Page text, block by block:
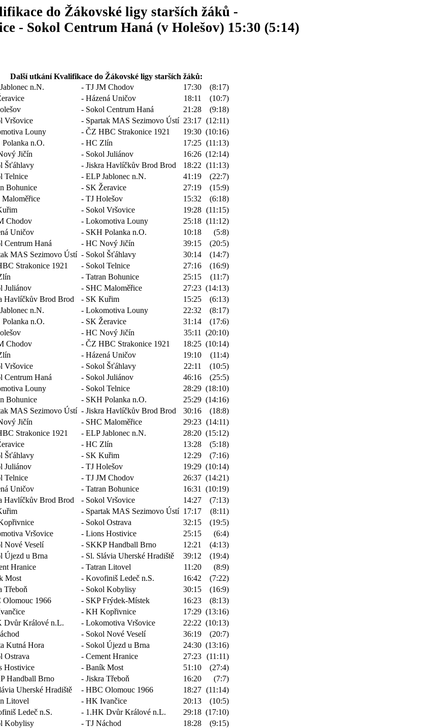
do Žákovské ligy starších žáků -
- Sokol Centrum Haná (v Holešov) 15:30 (5:14)
Další utkání Kvalifikace do Žákovské ligy starších žáků:
n.N.
- TJ JM Chodov 17:30
(8:17)
- Házená Uničov 18:11
(10:7)
- Sokol Centrum Haná 21:28
(9:18)
Vršovice
- Spartak MAS Sezimovo Ústí 23:17 (12:11)
Louny
- ČZ HBC Strakonice 1921 19:30 (10:16)
n.O.
- HC Zlín 17:25 (11:13)
Jičín
- Sokol Juliánov 16:26 (12:14)
Šťáhlavy
- Jiskra Havlíčkův Brod Brod 18:22 (11:13)
Telnice
- ELP Jablonec n.N. 41:19
(22:7)
Bohunice
- SK Žeravice 27:19
(15:9)
Maloměřice
- TJ Holešov 15:32
(6:18)
- Sokol Vršovice 19:28 (11:15)
Chodov
- Lokomotiva Louny 25:18 (11:12)
Uničov
- SKH Polanka n.O. 10:18
(5:8)
Centrum Haná
- HC Nový Jičín 39:15
(20:5)
MAS Sezimovo Ústí - Sokol Šťáhlavy 30:14
(14:7)
Strakonice 1921
- Sokol Telnice 27:16
(16:9)
- Tatran Bohunice 25:15
(11:7)
Juliánov
- SHC Maloměřice 27:23 (14:13)
Havlíčkův Brod Brod
- SK Kuřim 15:25
(6:13)
n.N.
- Lokomotiva Louny 22:32
(8:17)
n.O.
- SK Žeravice 31:14
(17:6)
- HC Nový Jičín 35:11
(20:10)
Chodov
- ČZ HBC Strakonice 1921 18:25 (10:14)
- Házená Uničov 19:10
(11:4)
Vršovice
- Sokol Šťáhlavy 22:11
(10:5)
Centrum Haná
- Sokol Juliánov 46:16
(25:5)
Louny
- Sokol Telnice 28:29 (18:10)
Bohunice
- SKH Polanka n.O. 25:29 (14:16)
MAS Sezimovo Ústí - Jiskra Havlíčkův Brod Brod 30:16
(18:8)
Jičín
- SHC Maloměřice 29:23 (14:11)
Strakonice 1921
- ELP Jablonec n.N. 28:20 (15:12)
- HC Zlín 13:28
(5:18)
Šťáhlavy
- SK Kuřim 12:29
(7:16)
Juliánov
- TJ Holešov 19:29 (10:14)
Telnice
- TJ JM Chodov 26:37 (14:21)
Uničov
- Tatran Bohunice 16:31
(10:19)
Havlíčkův Brod Brod
- Sokol Vršovice 14:27
(7:13)
- Spartak MAS Sezimovo Ústí 17:17
(8:11)
- Sokol Ostrava 32:15
(19:5)
Vršovice
- Lions Hostivice 25:15
(6:4)
Nové Veselí
- SKKP Handball Brno 12:21
(4:13)
Újezd u Brna
- Sl. Slávia Uherské Hradiště 39:12
(19:4)
Hranice
- Tatran Litovel 11:20
(8:9)
Most
- Kovofiniš Ledeč n.S. 16:42
(7:22)
Třeboň
- Sokol Kobylisy 30:15
(16:9)
Olomouc 1966
- SKP Frýdek-Místek 16:23
(8:13)
- KH Kopřivnice 17:29 (13:16)
Dvůr Králové n.L.
- Lokomotiva Vršovice 22:22 (10:13)
- Sokol Nové Veselí 36:19
(20:7)
Kutná Hora
- Sokol Újezd u Brna 24:30 (13:16)
Ostrava
- Cement Hranice 27:23
(11:11)
Hostivice
- Baník Most 51:10
(27:4)
Handball Brno
- Jiskra Třeboň 16:20
(7:7)
Uherské Hradiště
- HBC Olomouc 1966 18:27 (11:14)
Litovel
- HK Ivančice 20:13
(10:5)
Ledeč n.S.
- 1.HK Dvůr Králové n.L. 29:18 (17:10)
Kobylisy
- TJ Náchod 18:28
(9:15)